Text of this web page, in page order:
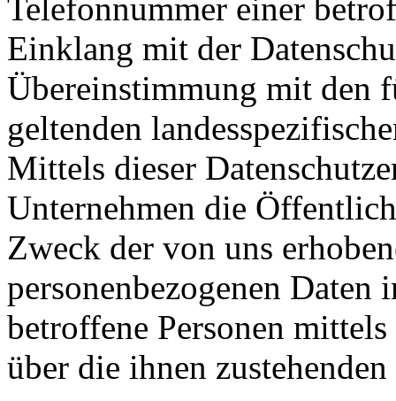
Telefonnummer einer
Einklang mit der
Übereinstimmung mit den
geltenden
Mittels dieser
Unternehmen die
Zweck der von uns
personenbezogenen
betroffene Personen
über die ihnen